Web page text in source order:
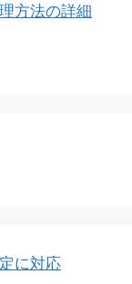
方法の詳細
に対応